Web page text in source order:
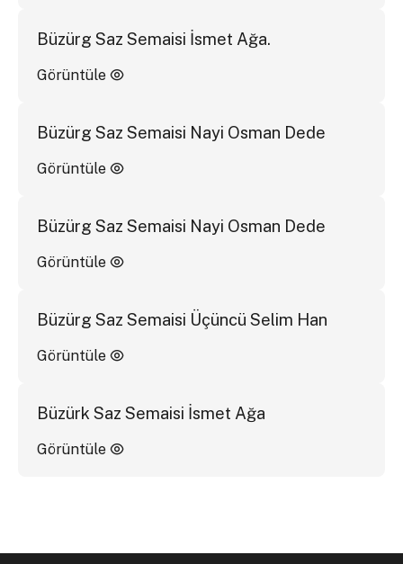
Büzürg Saz Semaisi İsmet Ağa.
Görüntüle
Büzürg Saz Semaisi Nayi Osman Dede
Görüntüle
Büzürg Saz Semaisi Nayi Osman Dede
Görüntüle
Büzürg Saz Semaisi Üçüncü Selim Han
Görüntüle
Büzürk Saz Semaisi İsmet Ağa
Görüntüle